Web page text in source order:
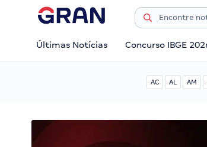
Últimas Notícias Concurso IBGE
AC AL AM